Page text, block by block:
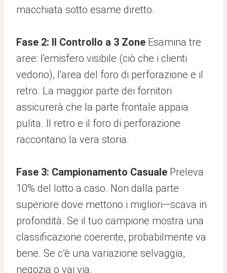
macchiata sotto esame diretto.
Fase 2: Il Controllo a 3 Zone Esamina tre
aree: l'emisfero visibile (ciò che i clienti
vedono), l'area del foro di perforazione e il
retro. La maggior parte dei fornitori
assicurerà che la parte frontale appaia
pulita. Il retro e il foro di perforazione
raccontano la vera storia.
Fase 3: Campionamento Casuale Preleva
10% del lotto a caso. Non dalla parte
superiore dove mettono i migliori—scava in
profondità. Se il tuo campione mostra una
classificazione coerente, probabilmente va
bene. Se c’è una variazione selvaggia,
negozia o vai via.